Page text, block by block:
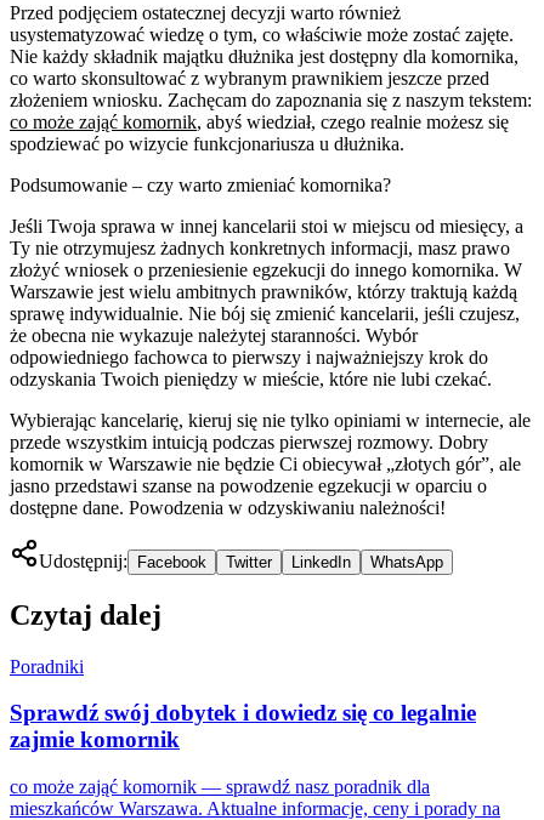
Przed podjęciem ostatecznej decyzji warto również
usystematyzować wiedzę o tym, co właściwie może zostać zajęte.
Nie każdy składnik majątku dłużnika jest dostępny dla komornika,
co warto skonsultować z wybranym prawnikiem jeszcze przed
złożeniem wniosku. Zachęcam do zapoznania się z naszym tekstem:
co może zająć komornik, abyś wiedział, czego realnie możesz się
spodziewać po wizycie funkcjonariusza u dłużnika.
Podsumowanie – czy warto zmieniać komornika?
Jeśli Twoja sprawa w innej kancelarii stoi w miejscu od miesięcy, a
Ty nie otrzymujesz żadnych konkretnych informacji, masz prawo
złożyć wniosek o przeniesienie egzekucji do innego komornika. W
Warszawie jest wielu ambitnych prawników, którzy traktują każdą
sprawę indywidualnie. Nie bój się zmienić kancelarii, jeśli czujesz,
że obecna nie wykazuje należytej staranności. Wybór
odpowiedniego fachowca to pierwszy i najważniejszy krok do
odzyskania Twoich pieniędzy w mieście, które nie lubi czekać.
Wybierając kancelarię, kieruj się nie tylko opiniami w internecie, ale
przede wszystkim intuicją podczas pierwszej rozmowy. Dobry
komornik w Warszawie nie będzie Ci obiecywał „złotych gór”, ale
jasno przedstawi szanse na powodzenie egzekucji w oparciu o
dostępne dane. Powodzenia w odzyskiwaniu należności!
Udostępnij: Facebook Twitter LinkedIn WhatsApp
Czytaj dalej
Poradniki
Sprawdź swój dobytek i dowiedz się co legalnie
zajmie komornik
co może zająć komornik — sprawdź nasz poradnik dla
mieszkańców Warszawa. Aktualne informacje, ceny i porady na